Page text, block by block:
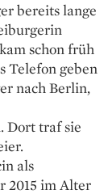
bereits lange
schon früh
­Telefon geben
nach Berlin,
Dort traf sie
als
2015 im Alter